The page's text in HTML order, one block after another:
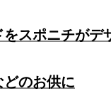
スポニチがデ
のお供に